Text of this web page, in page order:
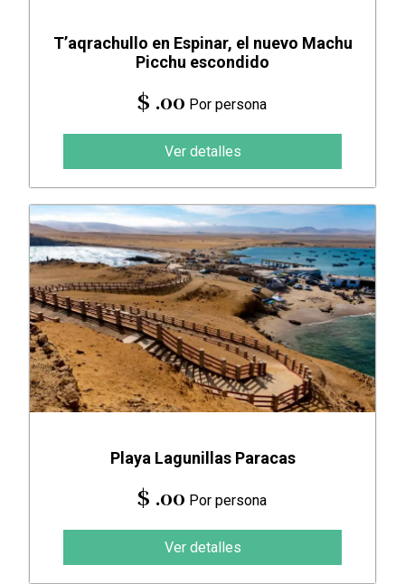
T’aqrachullo en Espinar, el nuevo Machu
Picchu escondido
$ .00 Por persona
Ver detalles
Playa Lagunillas Paracas
$ .00 Por persona
Ver detalles